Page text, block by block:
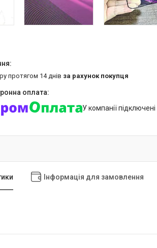
протягом 14 днів за рахунок покупця
У компанії
Інформація для замовлення